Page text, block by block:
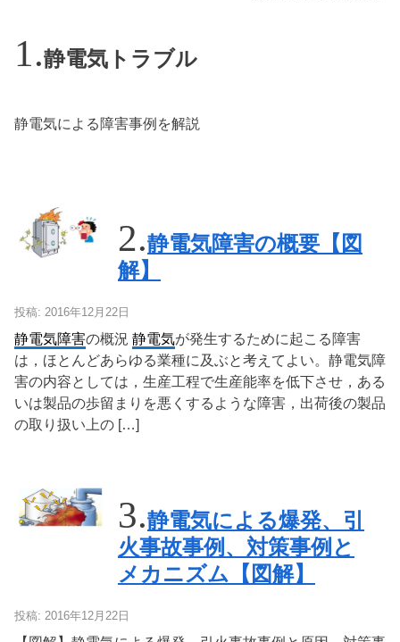
静電気トラブル
静電気による障害事例を解説
静電気障害の概要【図
解】
投稿: 2016年12月22日
静電気障害の概況 静電気が発生するために起こる障害
は，ほとんどあらゆる業種に及ぶと考えてよい。静電気障
害の内容としては，生産工程で生産能率を低下させ，ある
いは製品の歩留まりを悪くするような障害，出荷後の製品
の取り扱い上の […]
静電気による爆発、引
火事故事例、対策事例と
メカニズム【図解】
投稿: 2016年12月22日